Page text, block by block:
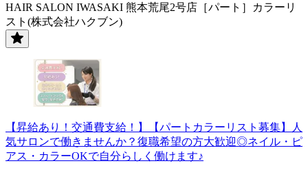
HAIR SALON IWASAKI 熊本荒尾2号店［パート］カラーリ
スト(株式会社ハクブン)
【昇給あり！交通費支給！】【パートカラーリスト募集】人
気サロンで働きませんか？復職希望の方大歓迎◎ネイル・ピ
アス・カラーOKで自分らしく働けます♪